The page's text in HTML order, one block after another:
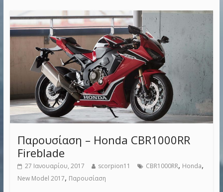
Παρουσίαση – Honda CBR1000RR
Fireblade
27 Ιανουαρίου, 2017 scorpion11 CBR1000RR, Honda,
New Model 2017, Παρουσίαση